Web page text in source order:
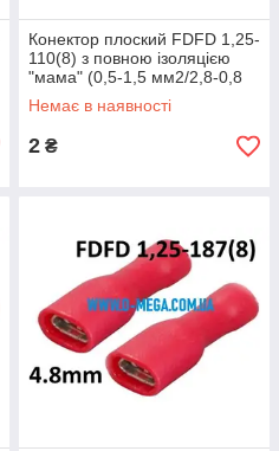
Конектор плоский FDFD 1,25-
110(8) з повною ізоляцією
"мама" (0,5-1,5 мм2/2,8-0,8
мм)
Немає в наявності
2 ₴